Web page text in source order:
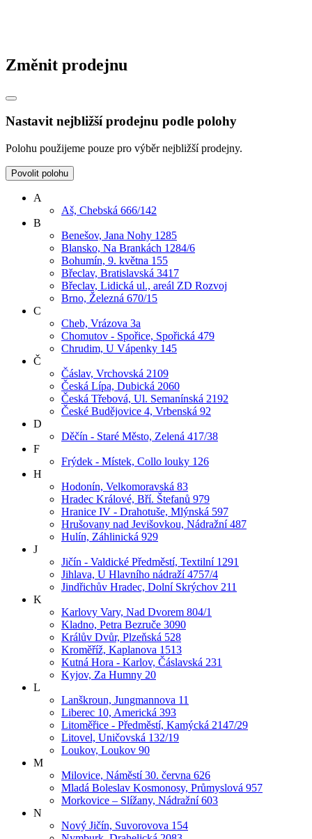
Změnit prodejnu
Nastavit nejbližší prodejnu podle polohy
Polohu použijeme pouze pro výběr nejbližší prodejny.
Povolit polohu
A
Aš, Chebská 666/142
B
Benešov, Jana Nohy 1285
Blansko, Na Brankách 1284/6
Bohumín, 9. května 155
Břeclav, Bratislavská 3417
Břeclav, Lidická ul., areál ZD Rozvoj
Brno, Železná 670/15
C
Cheb, Vrázova 3a
Chomutov - Spořice, Spořická 479
Chrudim, U Vápenky 145
Č
Čáslav, Vrchovská 2109
Česká Lípa, Dubická 2060
Česká Třebová, Ul. Semanínská 2192
České Budějovice 4, Vrbenská 92
D
Děčín - Staré Město, Zelená 417/38
F
Frýdek - Místek, Collo louky 126
H
Hodonín, Velkomoravská 83
Hradec Králové, Bří. Štefanů 979
Hranice IV - Drahotuše, Mlýnská 597
Hrušovany nad Jevišovkou, Nádražní 487
Hulín, Záhlinická 929
J
Jičín - Valdické Předměstí, Textilní 1291
Jihlava, U Hlavního nádraží 4757/4
Jindřichův Hradec, Dolní Skrýchov 211
K
Karlovy Vary, Nad Dvorem 804/1
Kladno, Petra Bezruče 3090
Králův Dvůr, Plzeňská 528
Kroměříž, Kaplanova 1513
Kutná Hora - Karlov, Čáslavská 231
Kyjov, Za Humny 20
L
Lanškroun, Jungmannova 11
Liberec 10, Americká 393
Litoměřice - Předměstí, Kamýcká 2147/29
Litovel, Uničovská 132/19
Loukov, Loukov 90
M
Milovice, Náměstí 30. června 626
Mladá Boleslav Kosmonosy, Průmyslová 957
Morkovice – Slížany, Nádražní 603
N
Nový Jičín, Suvorovova 154